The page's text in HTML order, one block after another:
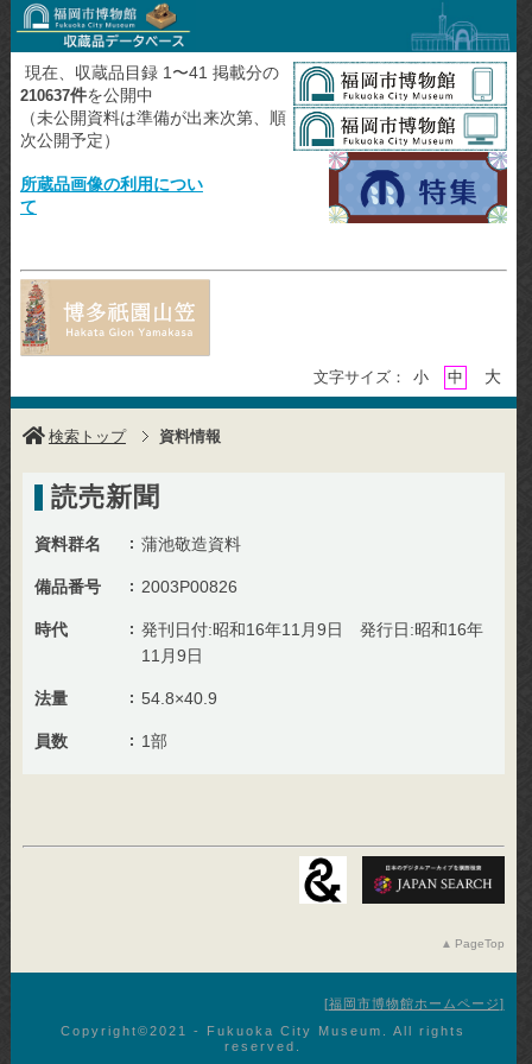
現在、収蔵品目録 1〜41 掲載分の
210637件を公開中
（未公開資料は準備が出来次第、順
次公開予定）
所蔵品画像の利用につい
て
文字サイズ： 小 中 大
検索トップ 資料情報
読売新聞
資料群名 蒲池敬造資料
備品番号 2003P00826
時代
発刊日付:昭和16年11月9日 発行日:昭和16年
11月9日
法量 54.8×40.9
員数 1部
PageTop
福岡市博物館ホームページ
Copyright©︎2021 - Fukuoka City Museum. All rights
reserved.